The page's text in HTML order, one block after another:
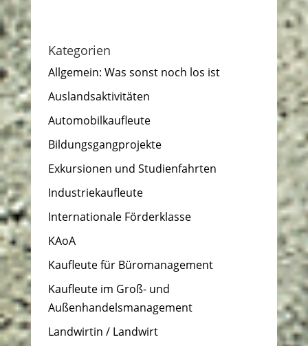
Kategorien
Allgemein: Was sonst noch los ist
Auslandsaktivitäten
Automobilkaufleute
Bildungsgangprojekte
Exkursionen und Studienfahrten
Industriekaufleute
Internationale Förderklasse
KAoA
Kaufleute für Büromanagement
Kaufleute im Groß- und
Außenhandelsmanagement
Landwirtin / Landwirt